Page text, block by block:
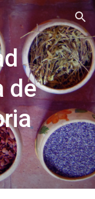
Skip to navigation
de